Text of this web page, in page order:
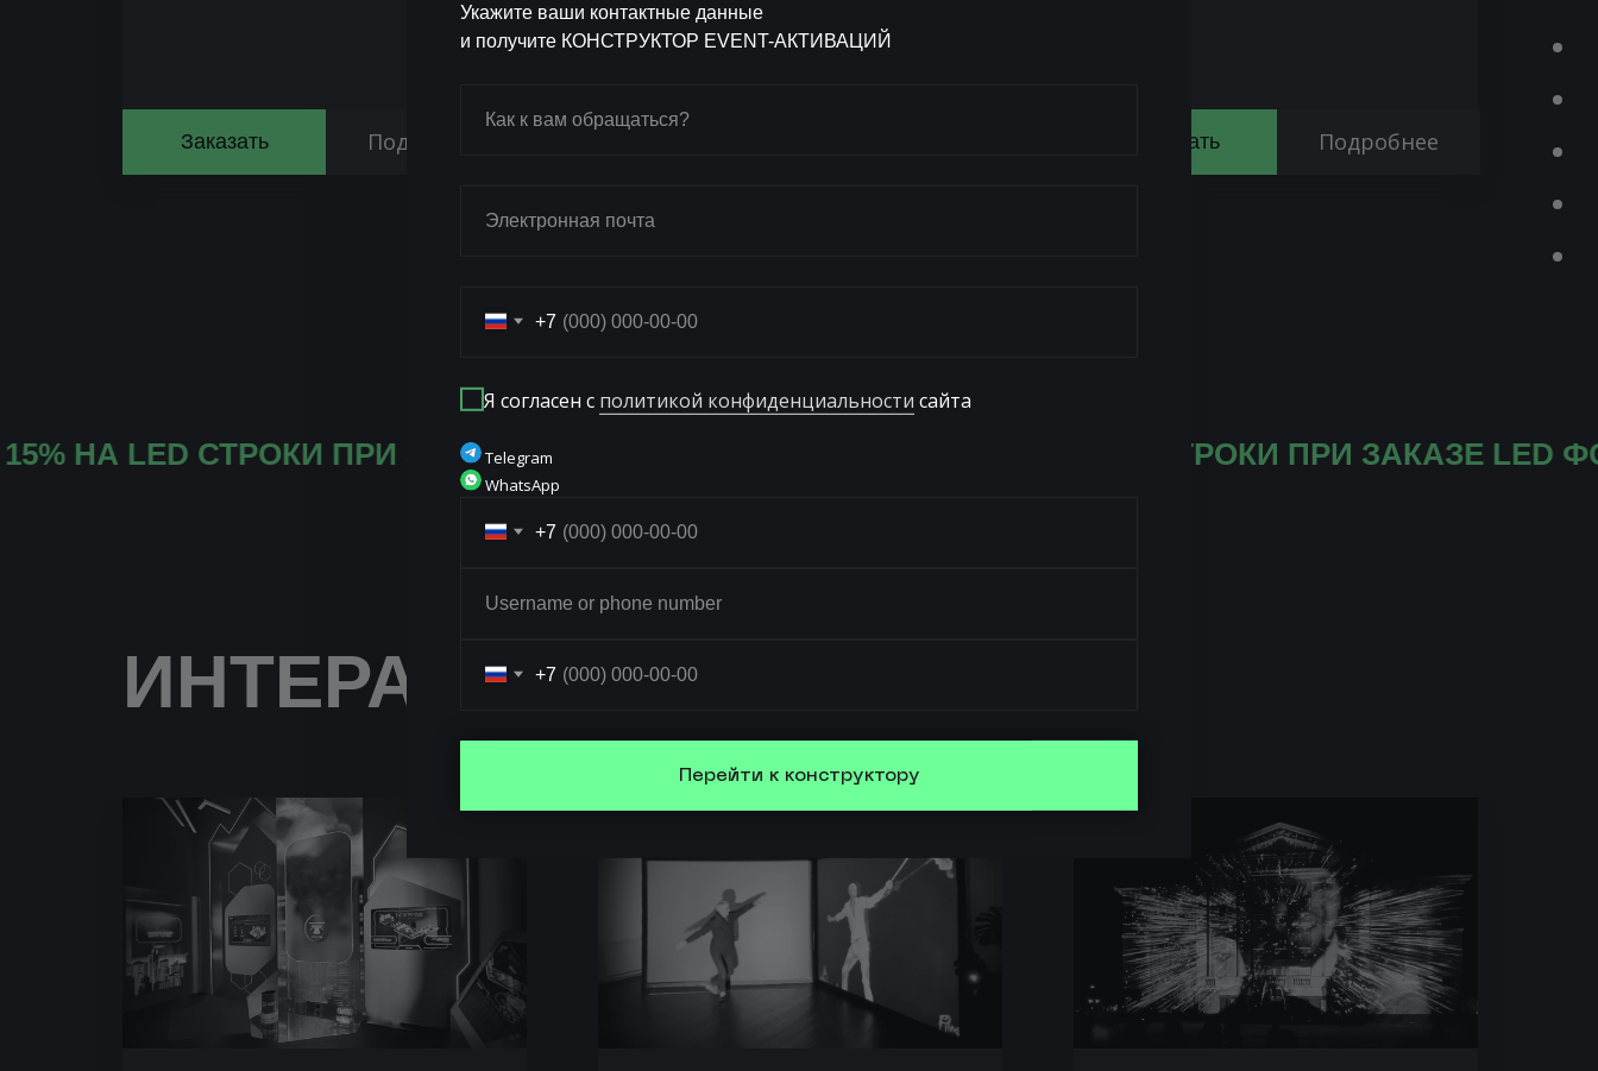
Заказать Подробнее Заказать Подробнее
15% НА LED СТРОКИ ПРИ ЗАКАЗЕ LED ФОТОЗОНЫ СКИДКА 15% НА LED СТРОКИ ПРИ
ИНТЕРАКТИВЫ И НОВИНКИ
Укажите ваши контактные данные
и получите КОНСТРУКТОР EVENT-АКТИВАЦИЙ
+7
Я согласен с политикой конфиденциальности сайта
Telegram
WhatsApp
+7
+7
Перейти к конструктору